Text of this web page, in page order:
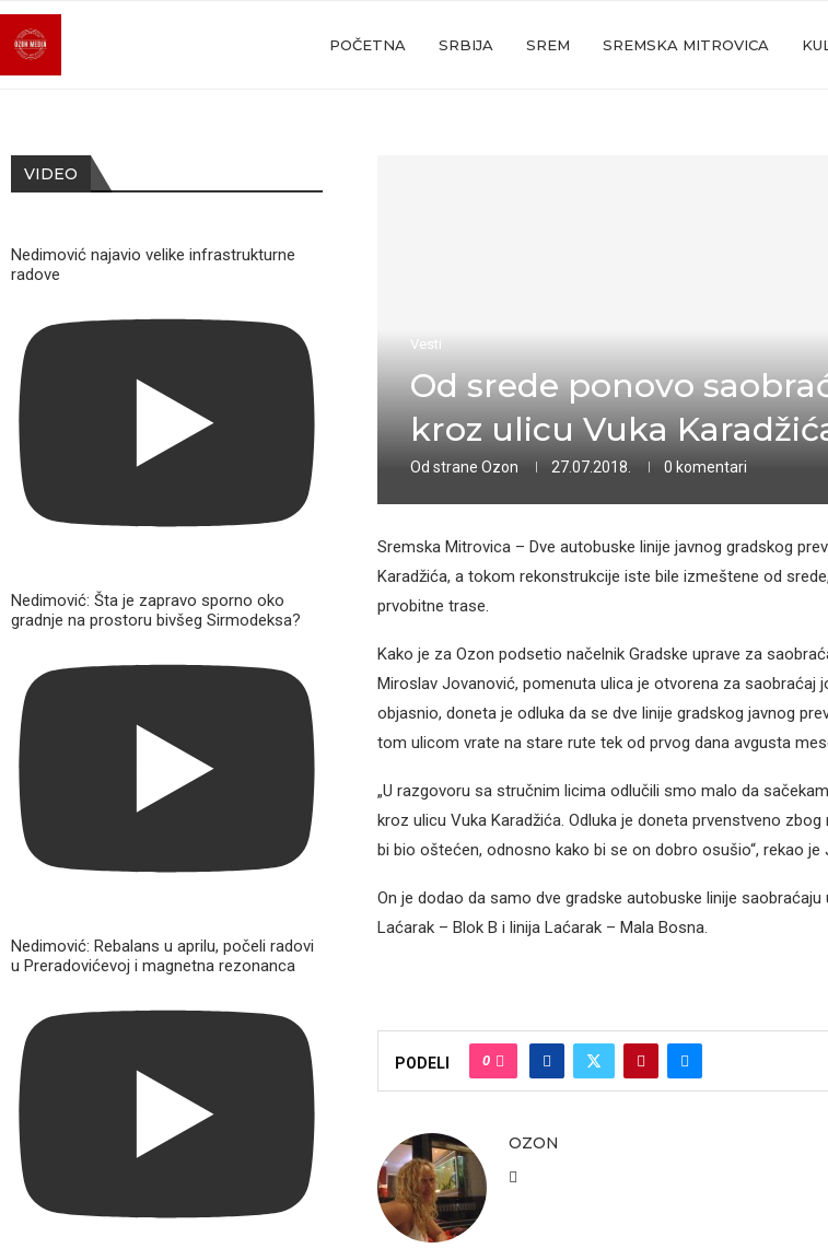
POČETNA SRBIJA SREM SREMSKA MITROVICA
Vesti
Od srede ponovo
kroz ulicu Vuka
Od strane Ozon 27.07.2018. 0 komentari
Sremska Mitrovica – Dve autobuske linije javnog gradskog
Karadžića, a tokom rekonstrukcije iste bile izmeštene od
prvobitne trase.
Kako je za Ozon podsetio načelnik Gradske uprave za
Miroslav Jovanović, pomenuta ulica je otvorena za saobraćaj
objasnio, doneta je odluka da se dve linije gradskog javnog
tom ulicom vrate na stare rute tek od prvog dana avgusta
„U razgovoru sa stručnim licima odlučili smo malo da
kroz ulicu Vuka Karadžića. Odluka je doneta prvenstveno
bi bio oštećen, odnosno kako bi se on dobro osušio“, rekao je
On je dodao da samo dve gradske autobuske linije
Laćarak – Blok B i linija Laćarak – Mala Bosna.
PODELI 0
OZON
VIDEO
Nedimović najavio velike infrastrukturne
radove
Nedimović: Šta je zapravo sporno oko
gradnje na prostoru bivšeg Sirmodeksa?
Nedimović: Rebalans u aprilu, počeli radovi
u Preradovićevoj i magnetna rezonanca